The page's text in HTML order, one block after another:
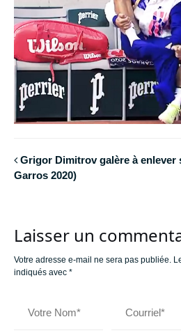
Grigor Dimitrov galère à enlever
Garros 2020)
Laisser un
Votre adresse e-mail ne sera pas publiée.
indiqués avec *